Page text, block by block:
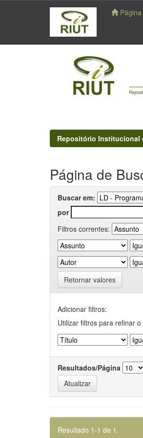
navigation
Página
Repositório Institucional
Página de
Buscar em:
por
Filtros correntes:
Retornar valores
Adicionar filtros:
Utilizar filtros para refinar
Resultados/Página
Resultado 1-1 de 1.